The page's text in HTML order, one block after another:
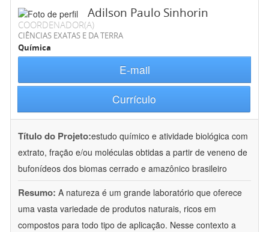
Adilson Paulo Sinhorin
COORDENADOR(A)
CIÊNCIAS EXATAS E DA TERRA
Química
E-mail
Currículo
Título do Projeto:estudo químico e atividade biológica com
extrato, fração e/ou moléculas obtidas a partir de veneno de
bufonídeos dos biomas cerrado e amazônico brasileiro
Resumo: A natureza é um grande laboratório que oferece
uma vasta variedade de produtos naturais, ricos em
compostos para todo tipo de aplicação. Nesse contexto a